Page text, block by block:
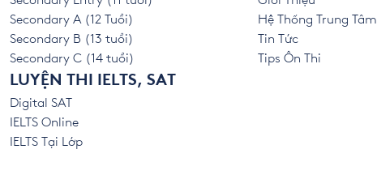
Secondary A (12 Tuổi)
Secondary B (13 tuổi)
Secondary C (14 tuổi)
LUYỆN THI IELTS, SAT
Digital SAT
IELTS Online
IELTS Tại Lớp
Hệ Thống Trung Tâm
Tin Tức
Tips Ôn Thi